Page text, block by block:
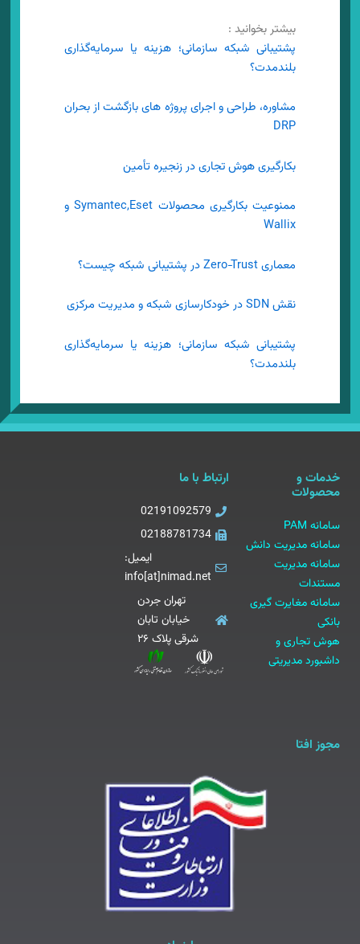
بیشتر بخوانید :
پشتیبانی شبکه سازمانی؛ هزینه یا سرمایه‌گذاری
بلندمدت؟
مشاوره، طراحی و اجرای پروژه های بازگشت از بحران
DRP
بکارگیری هوش تجاری در زنجیره تأمین
ممنوعیت بکارگیری محصولات Symantec,Eset و
Wallix
معماری Zero‑Trust در پشتیبانی شبکه چیست؟
نقش SDN در خودکارسازی شبکه و مدیریت مرکزی
پشتیبانی شبکه سازمانی؛ هزینه یا سرمایه‌گذاری
بلندمدت؟
خدمات و
محصولات
سامانه PAM
سامانه مدیریت دانش
سامانه مدیریت
مستندات
سامانه مغایرت گیری
بانکی
هوش تجاری و
داشبورد مدیریتی
ارتباط با ما
02191092579
02188781734
ایمیل:
info[at]nimad.net
تهران جردن
خیابان تابان
شرقی پلاک ۲۶
مجوز افتا